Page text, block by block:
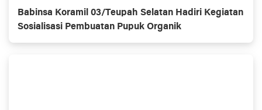
Babinsa Koramil 03/Teupah Selatan Hadiri Kegiatan
Sosialisasi Pembuatan Pupuk Organik